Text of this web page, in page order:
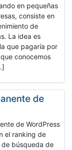
en pequeñas
consiste en
de
La idea es
que pagaría por
conocemos
de
de WordPress
el ranking de
búsqueda de